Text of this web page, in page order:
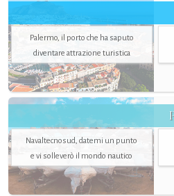
Palermo, il porto che ha saputo
diventare attrazione turistica
Navaltecnosud, datemi un punto
e vi solleverò il mondo nautico